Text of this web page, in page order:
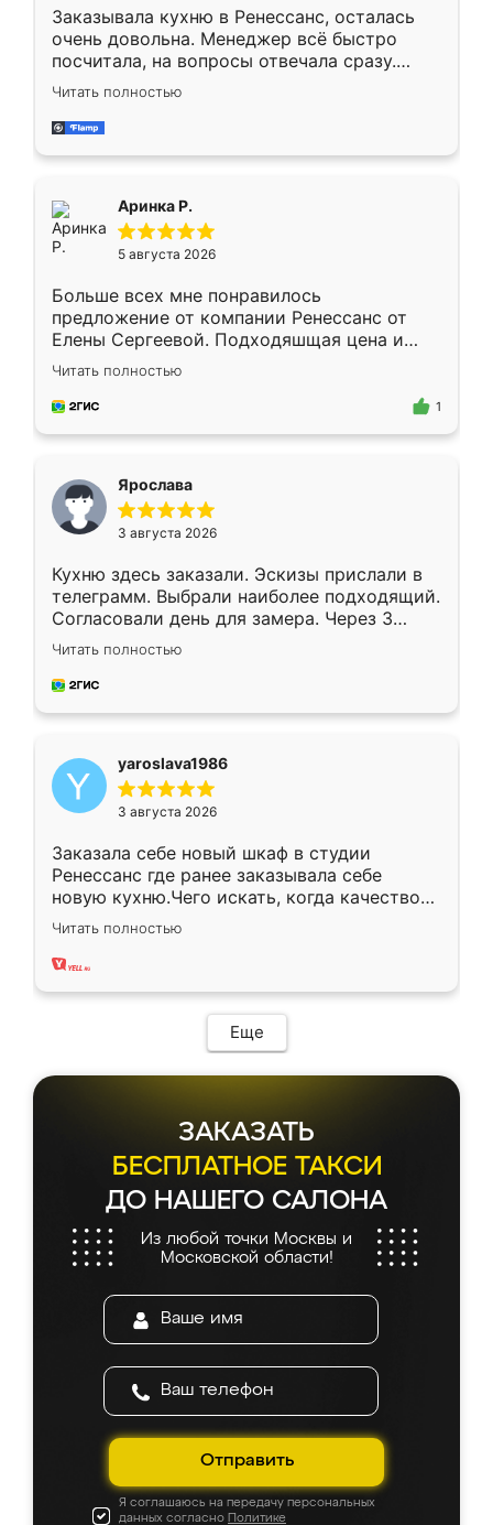
Заказывала кухню в Ренессанс, осталась
очень довольна. Менеджер всё быстро
посчитала, на вопросы отвечала сразу.
Замерщик приехал в субботу, подошёл к
делу со всей ответственностью. Собрали
за день, ребята работали аккуратно, даже
Читать полностью
Аринка Р.
5 августа 2026
Больше всех мне понравилось
предложение от компании Ренессанс от
Елены Сергеевой. Подходяшщая цена и
короткие сроки изготовления. Приехавший
для замера сотрудник Владислав
предложил по моему эскизу самый
Читать полностью
1
Ярослава
3 августа 2026
Кухню здесь заказали. Эскизы прислали в
телеграмм. Выбрали наиболее подходящий.
Согласовали день для замера. Через 3
недели кухня была уже готова. Остались
довольны работой. Спасибо Ренессанс
мебель за качественную работу!
Читать полностью
yaroslava1986
3 августа 2026
Заказала себе новый шкаф в студии
Ренессанс где ранее заказывала себе
новую кухню.Чего искать, когда качеством
вполне довольна. Служит кухня уже почти
два года, нареканий нет.
Читать полностью
Еще
ЗАКАЗАТЬ
БЕСПЛАТНОЕ ТАКСИ
ДО НАШЕГО САЛОНА
Из любой точки Москвы и
Московской области!
Отправить
Я соглашаюсь на передачу персональных
данных согласно Политике